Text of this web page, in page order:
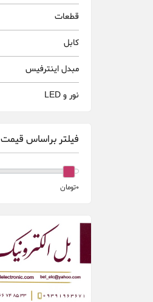
قطعات
كابل
مبدل اينترفيس
نور و LED
فیلتر براساس قیمت
0تومان